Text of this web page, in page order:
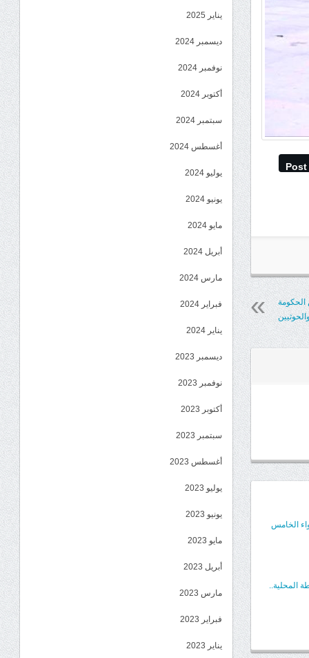
Post
الحكومة
الخامس
المحلية..
يناير 2025
ديسمبر 2024
نوفمبر 2024
أكتوبر 2024
سبتمبر 2024
أغسطس 2024
يوليو 2024
يونيو 2024
مايو 2024
أبريل 2024
مارس 2024
فبراير 2024
يناير 2024
ديسمبر 2023
نوفمبر 2023
أكتوبر 2023
سبتمبر 2023
أغسطس 2023
يوليو 2023
يونيو 2023
مايو 2023
أبريل 2023
مارس 2023
فبراير 2023
يناير 2023